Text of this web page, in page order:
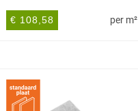
€ 108,58 per m²